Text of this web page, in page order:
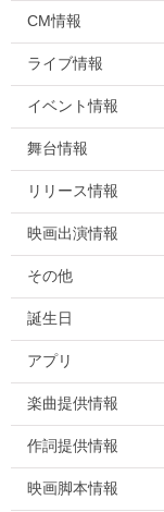
CM情報
ライブ情報
イベント情報
舞台情報
リリース情報
映画出演情報
その他
誕生日
アプリ
楽曲提供情報
作詞提供情報
映画脚本情報